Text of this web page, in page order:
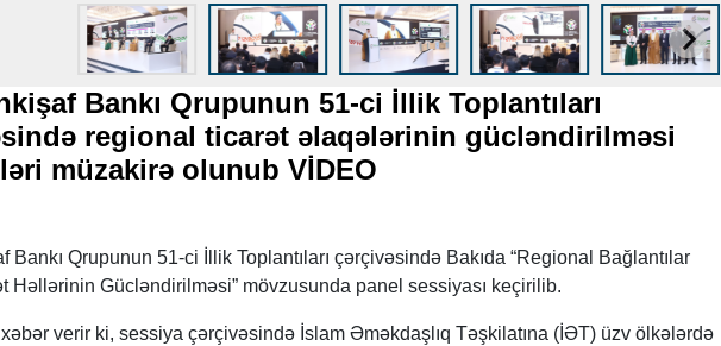
Bankı Qrupunun 51-ci İllik Toplantıları
regional ticarət əlaqələrinin gücləndirilməsi
müzakirə olunub VİDEO
Bankı Qrupunun 51-ci İllik Toplantıları çərçivəsində Bakıda “Regional Bağlantılar
Həllərinin Gücləndirilməsi” mövzusunda panel sessiyası keçirilib.
verir ki, sessiya çərçivəsində İslam Əməkdaşlıq Təşkilatına (İƏT) üzv ölkələrdə